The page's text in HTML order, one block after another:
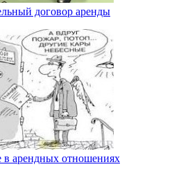
договор аренды
в арендных отношениях